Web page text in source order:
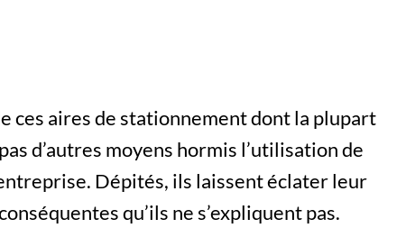
ces aires de stationnement dont la plupart
d’autres moyens hormis l’utilisation de
Dépités, ils laissent éclater leur
qu’ils ne s’expliquent pas.